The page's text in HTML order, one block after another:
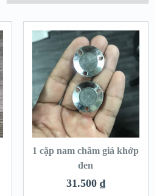
1 cặp nam châm giá khớp
đen
31.500 ₫